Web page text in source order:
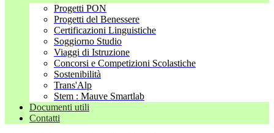
Progetti PON
Progetti del Benessere
Certificazioni Linguistiche
Soggiorno Studio
Viaggi di Istruzione
Concorsi e Competizioni Scolastiche
Sostenibilità
Trans'Alp
Stem : Mauve Smartlab
Documenti utili
Contatti